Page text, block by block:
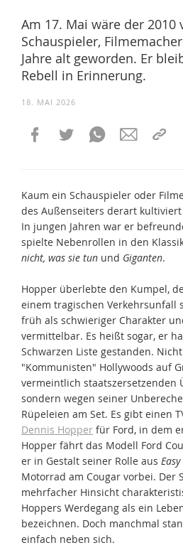
Am 17. Mai wäre der 2010
Schauspieler,
Jahre alt geworden. Er
Rebell in Erinnerung.
18. MAI 2026
Kaum ein Schauspieler oder
des Außenseiters derart
In jungen Jahren war er
spielte Nebenrollen in den
nicht, was sie tun und Giganten.
Hopper überlebte den Kumpel,
einem tragischen Verkehrsunfall
früh als schwieriger Charakter
vermittelbar. Es heißt sogar, er
Schwarzen Liste gestanden.
"Kommunisten" Hollywoods auf
vermeintlich staatszersetzenden
sondern wegen seiner
Rüpeleien am Set. Es gibt einen
Dennis Hopper für Ford, in dem
Hopper fährt das Modell Ford
er in Gestalt seiner Rolle aus
Motorrad am Cougar vorbei. Der
mehrfacher Hinsicht
Hoppers Werdegang als ein
bezeichnen. Doch manchmal
einfach neben sich.